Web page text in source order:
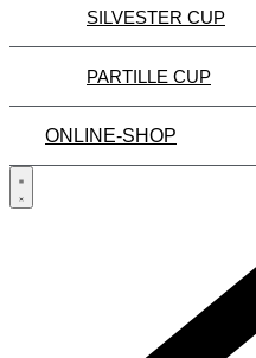
SILVESTER CUP
PARTILLE CUP
ONLINE-SHOP